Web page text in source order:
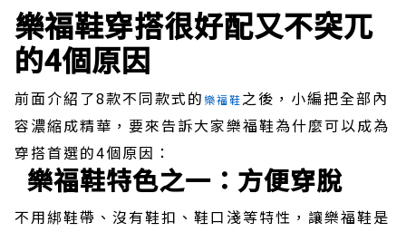
樂福鞋穿搭很好配又不突兀
的4個原因
前面介紹了8款不同款式的 樂福鞋之後，小編把全部內
容濃縮成精華，要來告訴大家樂福鞋為什麼可以成為
穿搭首選的4個原因：
樂福鞋特色之一：方便穿脫
不用綁鞋帶、沒有鞋扣、鞋口淺等特性，讓樂福鞋是